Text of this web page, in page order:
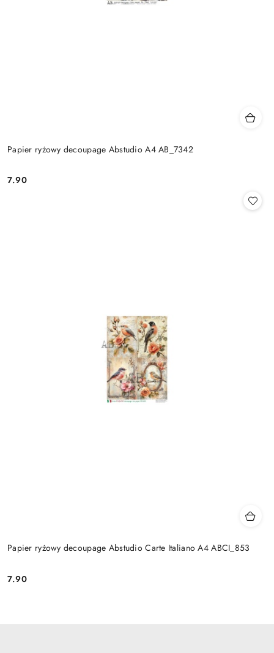
Papier ryżowy decoupage Abstudio A4 AB_7342
Cena:
7.90
Papier ryżowy decoupage Abstudio Carte Italiano A4 ABCI_853
Cena:
7.90